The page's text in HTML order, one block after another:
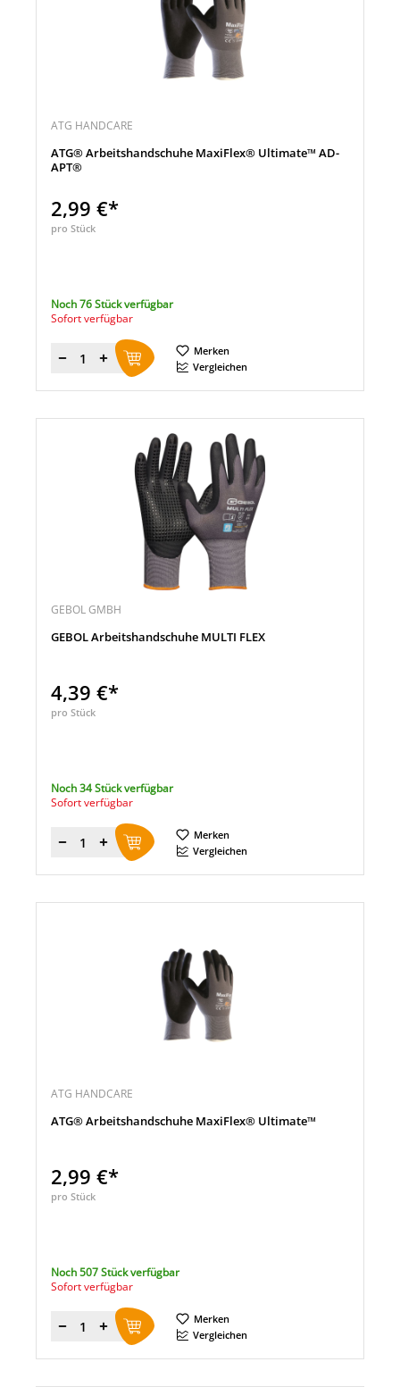
ATG HANDCARE
ATG® Arbeitshandschuhe MaxiFlex® Ultimate™ AD-
APT®
2,99 €*
pro Stück
Noch 76 Stück verfügbar
Sofort verfügbar
Menge
Merken
Vergleichen
GEBOL GMBH
GEBOL Arbeitshandschuhe MULTI FLEX
4,39 €*
pro Stück
Noch 34 Stück verfügbar
Sofort verfügbar
Menge
Merken
Vergleichen
ATG HANDCARE
ATG® Arbeitshandschuhe MaxiFlex® Ultimate™
2,99 €*
pro Stück
Noch 507 Stück verfügbar
Sofort verfügbar
Menge
Merken
Vergleichen